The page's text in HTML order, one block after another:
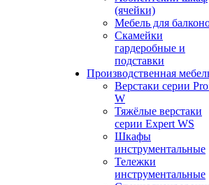
(ячейки)
Мебель для
Скамейки
гардеробные и
подставки
Производственная
Верстаки серии
W
Тяжёлые верстаки
серии Expert WS
Шкафы
инструментальные
Тележки
инструментальные